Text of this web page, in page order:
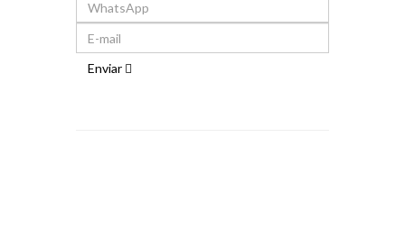
Enviar